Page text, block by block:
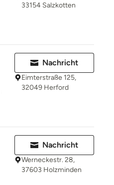
33154 Salzkotten
Nachricht
Eimterstraße 125,
32049 Herford
Nachricht
Werneckestr. 28,
37603 Holzminden